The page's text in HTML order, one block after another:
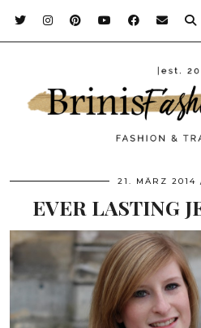
21. MÄRZ 2014
EVER LASTING